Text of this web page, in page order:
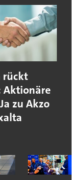
rückt
Aktionäre
zu Akzo